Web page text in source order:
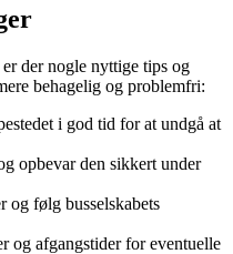
der nogle nyttige tips og
behagelig og problemfri:
i god tid for at undgå at
opbevar den sikkert under
og følg busselskabets
og afgangstider for eventuelle